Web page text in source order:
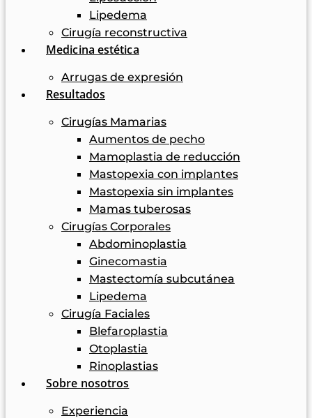
Lipedema
Cirugía reconstructiva
Medicina estética
Arrugas de expresión
Resultados
Cirugías Mamarias
Aumentos de pecho
Mamoplastia de reducción
Mastopexia con implantes
Mastopexia sin implantes
Mamas tuberosas
Cirugías Corporales
Abdominoplastia
Ginecomastia
Mastectomía subcutánea
Lipedema
Cirugía Faciales
Blefaroplastia
Otoplastia
Rinoplastias
Sobre nosotros
Experiencia